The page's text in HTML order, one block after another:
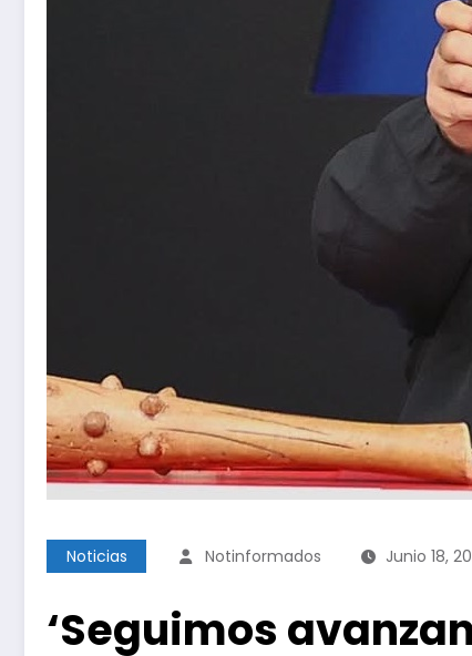
Noticias Notinformados Junio 18,
‘Seguimos